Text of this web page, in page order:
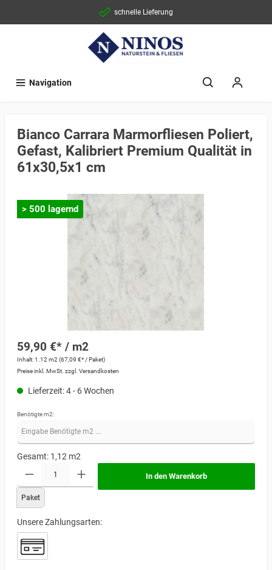
schnelle Lieferung
Navigation
Bianco Carrara Marmorfliesen Poliert,
Gefast, Kalibriert Premium Qualität in
61x30,5x1 cm
> 500 lagernd
59,90 €* / m2
Inhalt:1.12 m2 (67,09 €* / Paket)
Preise inkl. MwSt. zzgl. Versandkosten
Lieferzeit: 4 - 6 Wochen
Benötigte m2:
Gesamt: 1,12 m2
Paket
In den Warenkorb
Unsere Zahlungsarten: